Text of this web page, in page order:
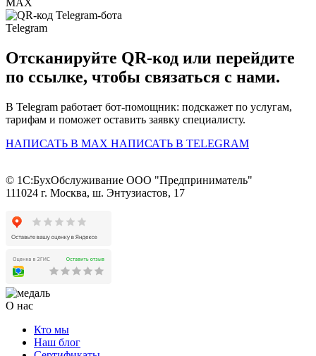
MAX
Telegram
Отсканируйте QR-код или перейдите
по ссылке, чтобы связаться с нами.
В Telegram работает бот-помощник: подскажет по услугам,
тарифам и поможет оставить заявку специалисту.
НАПИСАТЬ В MAX НАПИСАТЬ В TELEGRAM
© 1С:БухОбслуживание ООО "Предприниматель"
111024 г. Москва, ш. Энтузиастов, 17
О нас
Кто мы
Наш блог